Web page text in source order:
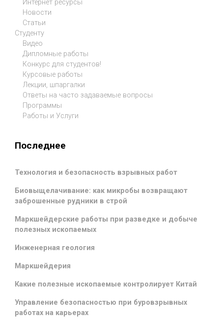
Интернет ресурсы
Новости
Статьи
Студенту
Видео
Дипломные работы
Конкурс для студентов!
Курсовые работы
Лекции, шпаргалки
Ответы на часто задаваемые вопросы
Программы
Работы и Услуги
Последнее
Технология и безопасность взрывных работ
Биовыщелачивание: как микробы возвращают
заброшенные рудники в строй
Маркшейдерские работы при разведке и добыче
полезных ископаемых
Инженерная геология
Маркшейдерия
Какие полезные ископаемые контролирует Китай
Управление безопасностью при буровзрывных
работах на карьерах